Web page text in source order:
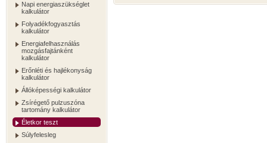
Napi energiaszükséglet
kalkulátor
Folyadékfogyasztás
kalkulátor
Energiafelhasználás
mozgásfajtánként
kalkulátor
Erőnléti és hajlékonyság
kalkulátor
Állóképességi kalkulátor
Zsírégető pulzuszóna
tartomány kalkulátor
Életkor teszt
Súlyfelesleg